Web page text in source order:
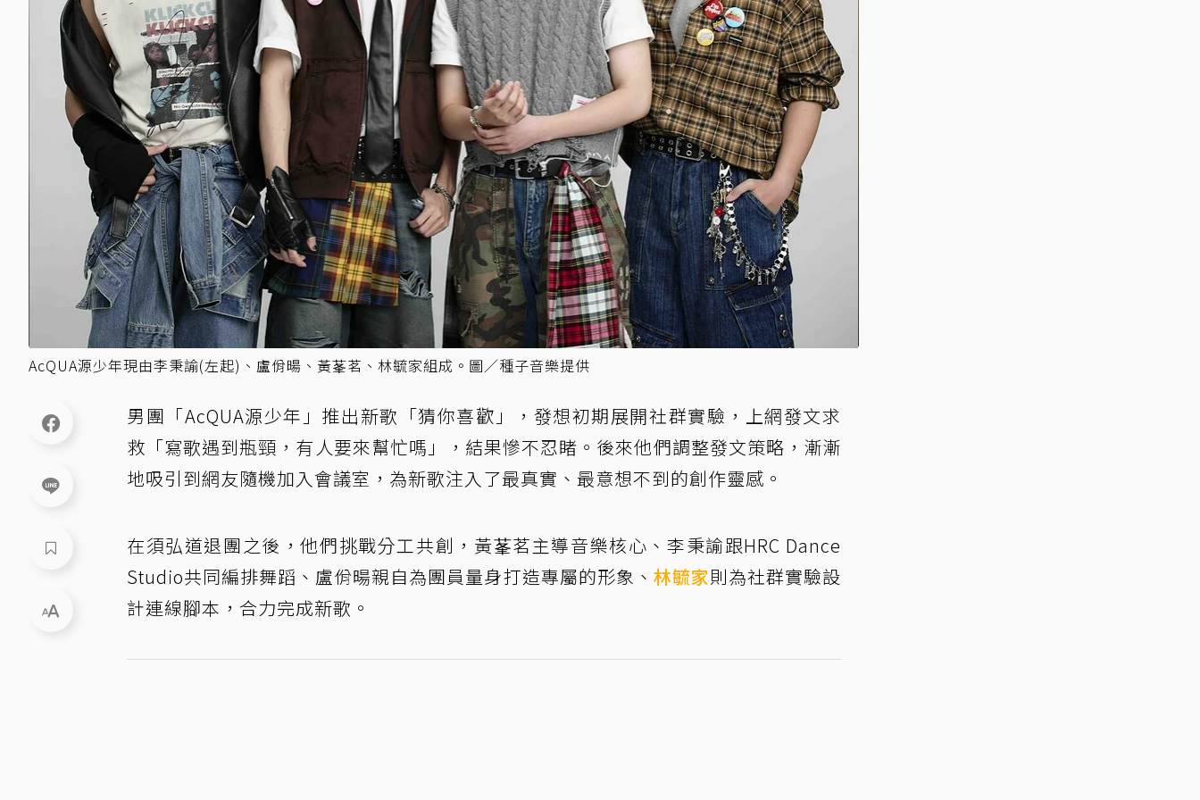
AcQUA源少年現由李秉諭(左起)、盧佾暘、黃莑茗、林毓家組成。圖／種子音樂提供
男團「AcQUA源少年」推出新歌「猜你喜歡」，發想初期展開社群實驗，上網發文求
救「寫歌遇到瓶頸，有人要來幫忙嗎」，結果慘不忍睹。後來他們調整發文策略，漸漸
地吸引到網友隨機加入會議室，為新歌注入了最真實、最意想不到的創作靈感。
在須弘道退團之後，他們挑戰分工共創，黃莑茗主導音樂核心、李秉諭跟HRC Dance
Studio共同編排舞蹈、盧佾暘親自為團員量身打造專屬的形象、 林毓家則為社群實驗設
計連線腳本，合力完成新歌。